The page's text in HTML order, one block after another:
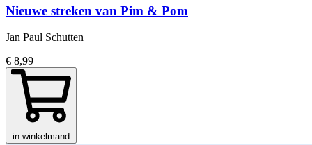
Nieuwe streken van Pim & Pom
Jan Paul Schutten
€ 8,99
in winkelmand